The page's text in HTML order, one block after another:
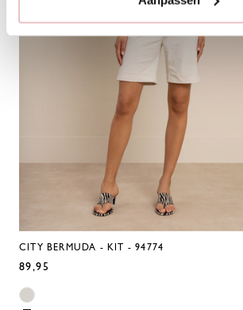
CITY BERMUDA - KIT - 94774
89,95